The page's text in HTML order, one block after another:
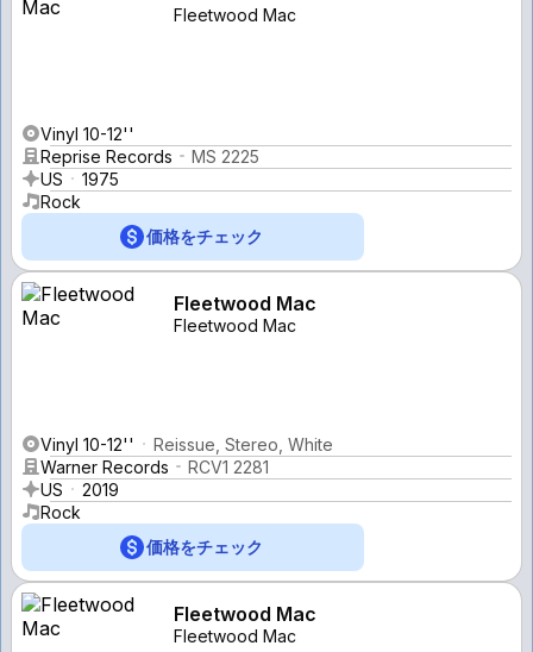
Fleetwood Mac
Vinyl 10-12''
Reprise Records
MS 2225
US
1975
Rock
価格をチェック
Fleetwood Mac
Fleetwood Mac
Vinyl 10-12''
Reissue, Stereo, White
Warner Records
RCV1 2281
US
2019
Rock
価格をチェック
Fleetwood Mac
Fleetwood Mac